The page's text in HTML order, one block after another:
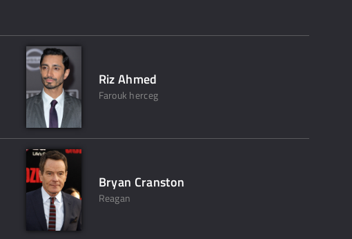
Riz Ahmed
Farouk herceg
Bryan Cranston
Reagan